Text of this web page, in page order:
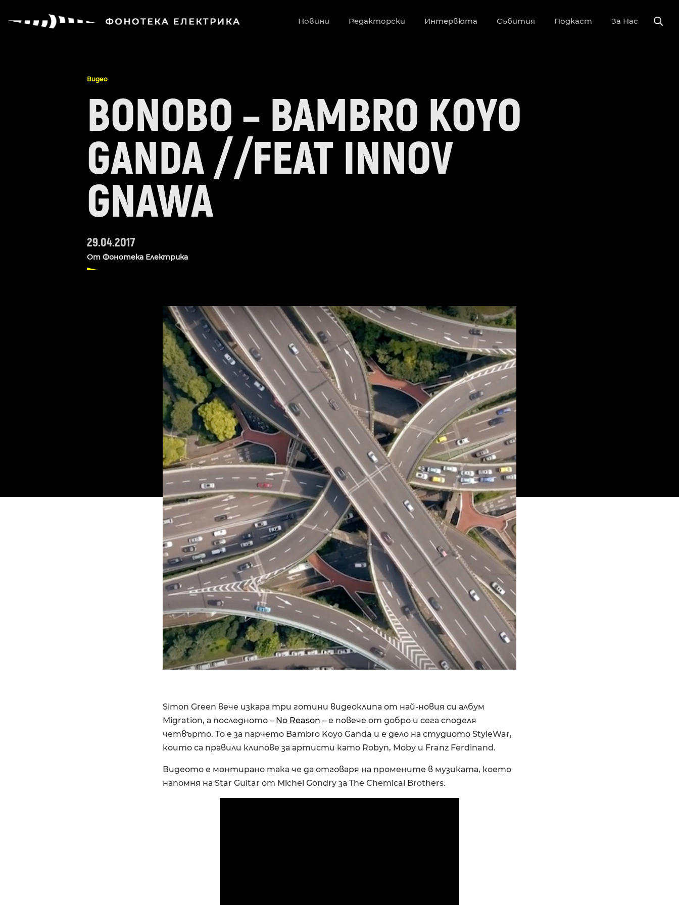
Новини Редакторски Интервюта Събития Подкаст За Нас
Видео
BONOBO – BAMBRO KOYO
GANDA //FEAT INNOV
GNAWA
29.04.2017
От Фонотека Електрика
Simon Green вече изкара три готини видеоклипа от най-новия си албум
Migration, а последното – No Reason – е повече от добро и сега споделя
четвърто. То е за парчето Bambro Koyo Ganda и е дело на студиото StyleWar,
които са правили клипове за артисти като Robyn, Moby и Franz Ferdinand.
Видеото е монтирано така че да отговаря на промените в музиката, което
напомня на Star Guitar от Michel Gondry за The Chemical Brothers.